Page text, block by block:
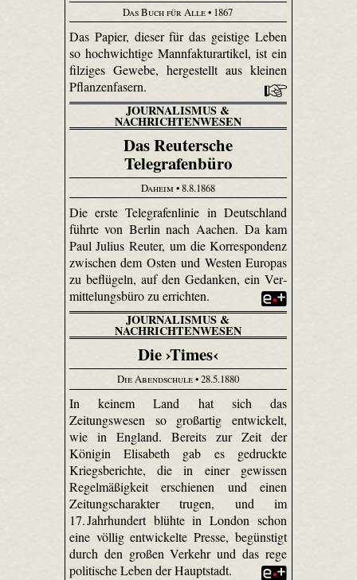
Das Buch für Alle• 1867
Das Papier, dieser für das geistige Leben
so hochwichtige Mannfaktur­artikel, ist ein
filziges Gewebe, hergestellt aus kleinen
Pflanzenfasern.
JOURNALISMUS &
NACHRICHTENWESEN
Das Reutersche
Telegrafenbüro
Daheim• 8.8.1868
Die erste Telegrafenlinie in Deutschland
führte von Berlin nach Aachen. Da kam
Paul Julius Reuter, um die Korrespondenz
zwischen dem Osten und Westen Europas
zu beflügeln, auf den Gedanken, ein Ver­
mittelungs­büro zu errichten.
JOURNALISMUS &
NACHRICHTENWESEN
Die ›Times‹
Die Abendschule• 28.5.1880
In keinem Land hat sich das
Zeitungswesen so großartig entwickelt,
wie in England. Bereits zur Zeit der
Königin Elisabeth gab es gedruckte
Kriegsberichte, die in einer gewissen
Regelmäßigkeit erschienen und einen
Zeitungscharakter trugen, und im
17. Jahrhundert blühte in London schon
eine völlig entwickelte Presse, begünstigt
durch den großen Verkehr und das rege
politische Leben der Hauptstadt.